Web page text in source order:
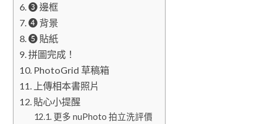
❸ 邊框
❹ 背景
❺ 貼紙
拼圖完成！
PhotoGrid 草稿箱
上傳相本書照片
貼心小提醒
更多 nuPhoto 拍立洗評價